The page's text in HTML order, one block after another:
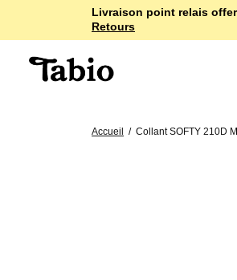
Livraison point relais
Retours
Accueil / Collant SOFTY 210D M